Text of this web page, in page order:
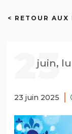
< RETOUR AUX
23
juin,
23 juin 2025